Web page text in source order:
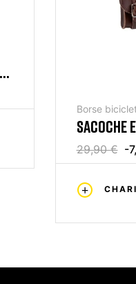
Borse
SACOCHE
MARRON
29,90 € -